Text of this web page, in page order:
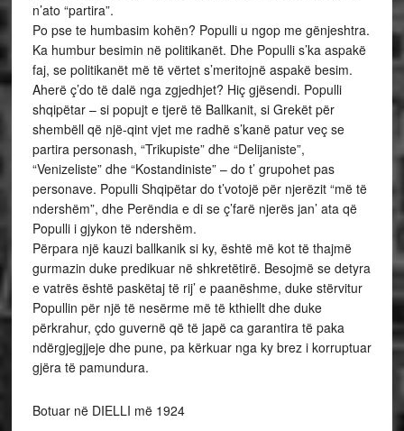
n’ato “partira”.
Po pse te humbasim kohën? Populli u ngop me gënjeshtra.
Ka humbur besimin në politikanët. Dhe Populli s’ka aspakë
faj, se politikanët më të vërtet s’meritojnë aspakë besim.
Aherë ç’do të dalë nga zgjedhjet? Hiç gjësendi. Populli
shqipëtar – si popujt e tjerë të Ballkanit, si Grekët për
shembëll që një-qint vjet me radhë s’kanë patur veç se
partira personash, “Trikupiste” dhe “Delijaniste”,
“Venizeliste” dhe “Kostandiniste” – do t’ grupohet pas
personave. Populli Shqipëtar do t’votojë për njerëzit “më të
ndershëm”, dhe Perëndia e di se ç’farë njerës jan’ ata që
Populli i gjykon të ndershëm.
Përpara një kauzi ballkanik si ky, është më kot të thajmë
gurmazin duke predikuar në shkretëtirë. Besojmë se detyra
e vatrës është paskëtaj të rij’ e paanëshme, duke stërvitur
Popullin për një të nesërme më të kthiellt dhe duke
përkrahur, çdo guvernë që të japë ca garantira të paka
ndërgjegjjeje dhe pune, pa kërkuar nga ky brez i korruptuar
gjëra të pamundura.
Botuar në DIELLI më 1924